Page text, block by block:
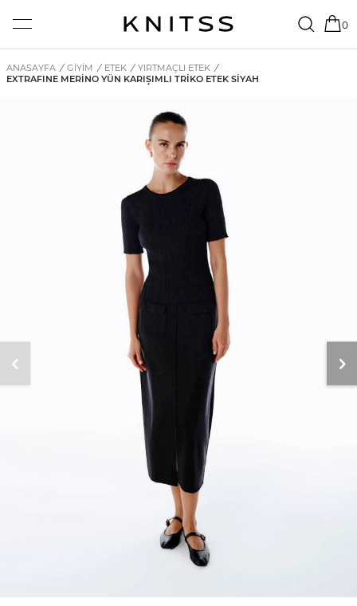
0
ANASAYFA / GİYİM / ETEK / YIRTMAÇLI ETEK /
EXTRAFINE MERINO YÜN KARIŞIMLI TRIKO ETEK SIYAH